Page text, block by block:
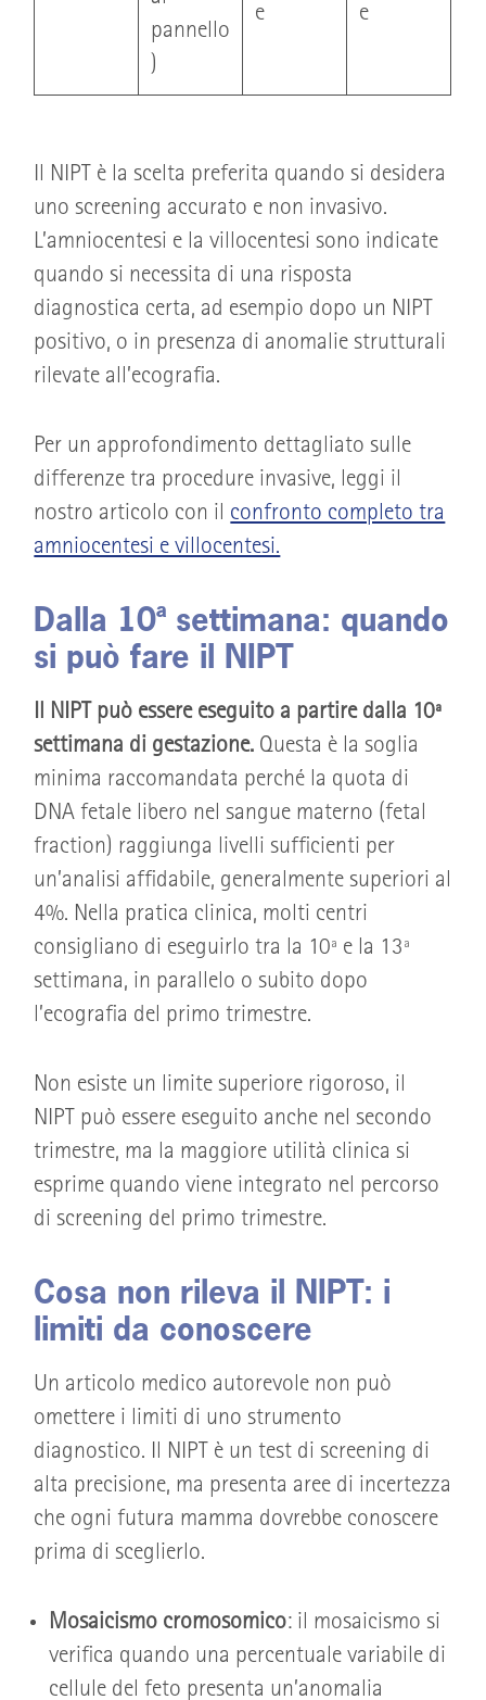
pannello
)
e
e
Il NIPT è la scelta preferita quando si desidera
uno screening accurato e non invasivo.
L’amniocentesi e la villocentesi sono indicate
quando si necessita di una risposta
diagnostica certa, ad esempio dopo un NIPT
positivo, o in presenza di anomalie strutturali
rilevate all’ecografia.
Per un approfondimento dettagliato sulle
differenze tra procedure invasive, leggi il
nostro articolo con ilconfronto completo tra
amniocentesi e villocentesi.
Dalla 10ª settimana: quando
si può fare il NIPT
Il NIPT può essere eseguito a partire dalla 10ª
settimana di gestazione. Questa è la soglia
minima raccomandata perché la quota di
DNA fetale libero nel sangue materno (fetal
fraction) raggiunga livelli sufficienti per
un’analisi affidabile, generalmente superiori al
4%. Nella pratica clinica, molti centri
consigliano di eseguirlo tra la 10ª e la 13ª
settimana, in parallelo o subito dopo
l’ecografia del primo trimestre.
Non esiste un limite superiore rigoroso, il
NIPT può essere eseguito anche nel secondo
trimestre, ma la maggiore utilità clinica si
esprime quando viene integrato nel percorso
di screening del primo trimestre.
Cosa non rileva il NIPT: i
limiti da conoscere
Un articolo medico autorevole non può
omettere i limiti di uno strumento
diagnostico. Il NIPT è un test di screening di
alta precisione, ma presenta aree di incertezza
che ogni futura mamma dovrebbe conoscere
prima di sceglierlo.
Mosaicismo cromosomico: il mosaicismo si
verifica quando una percentuale variabile di
cellule del feto presenta un’anomalia